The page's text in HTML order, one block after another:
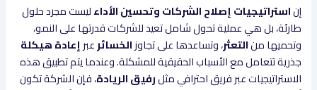
إناستراتيجيات إصلاح الشركات وتحسين الأداءليست مجرد حلول
طارئة، بل هي عملية تحول شامل تعيد للشركات قدرتها على النمو،
وتحميها منالتعثر، وتساعدها على تجاوزالخسائرعبرإعادة هيكلة
جذرية تتعامل مع الأسباب الحقيقية للمشكلة. وعندما يتم تطبيق هذه
الاستراتيجيات عبر فريق احترافي مثلرفيق الريادة، فإن الشركة تكون